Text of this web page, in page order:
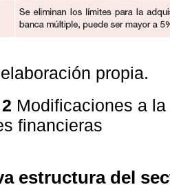
propia.
Modificaciones a
financieras
estructura del